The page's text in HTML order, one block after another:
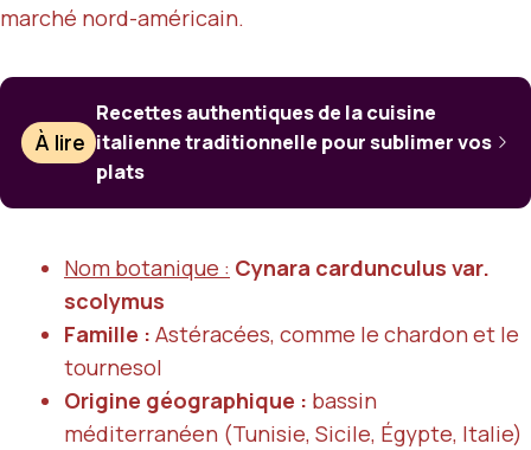
marché nord-américain.
À lire
Recettes authentiques de la cuisine
italienne traditionnelle pour sublimer vos
plats
Nom botanique : Cynara cardunculus var.
scolymus
Famille : Astéracées, comme le chardon et le
tournesol
Origine géographique : bassin
méditerranéen (Tunisie, Sicile, Égypte, Italie)